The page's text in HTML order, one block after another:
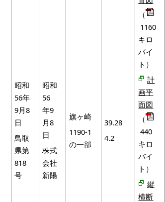
昭和
56年
9月8
日
鳥取
県第
818
号
昭和
56
年9
月8
日
株式
会社
新陽
旗ヶ崎
1190-1
の一部
39.28
4.2
（
1160
キロ
バイ
ト）
計
画平
面図
（
440
キロ
バイ
ト）
縦
横断